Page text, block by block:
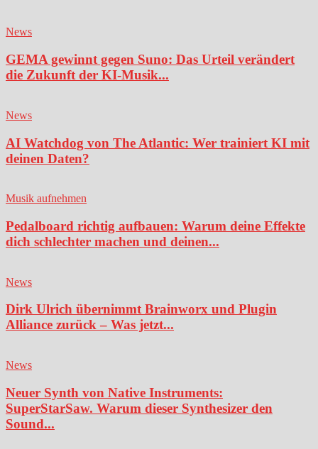
News
GEMA gewinnt gegen Suno: Das Urteil verändert
die Zukunft der KI-Musik...
News
AI Watchdog von The Atlantic: Wer trainiert KI mit
deinen Daten?
Musik aufnehmen
Pedalboard richtig aufbauen: Warum deine Effekte
dich schlechter machen und deinen...
News
Dirk Ulrich übernimmt Brainworx und Plugin
Alliance zurück – Was jetzt...
News
Neuer Synth von Native Instruments:
SuperStarSaw. Warum dieser Synthesizer den
Sound...